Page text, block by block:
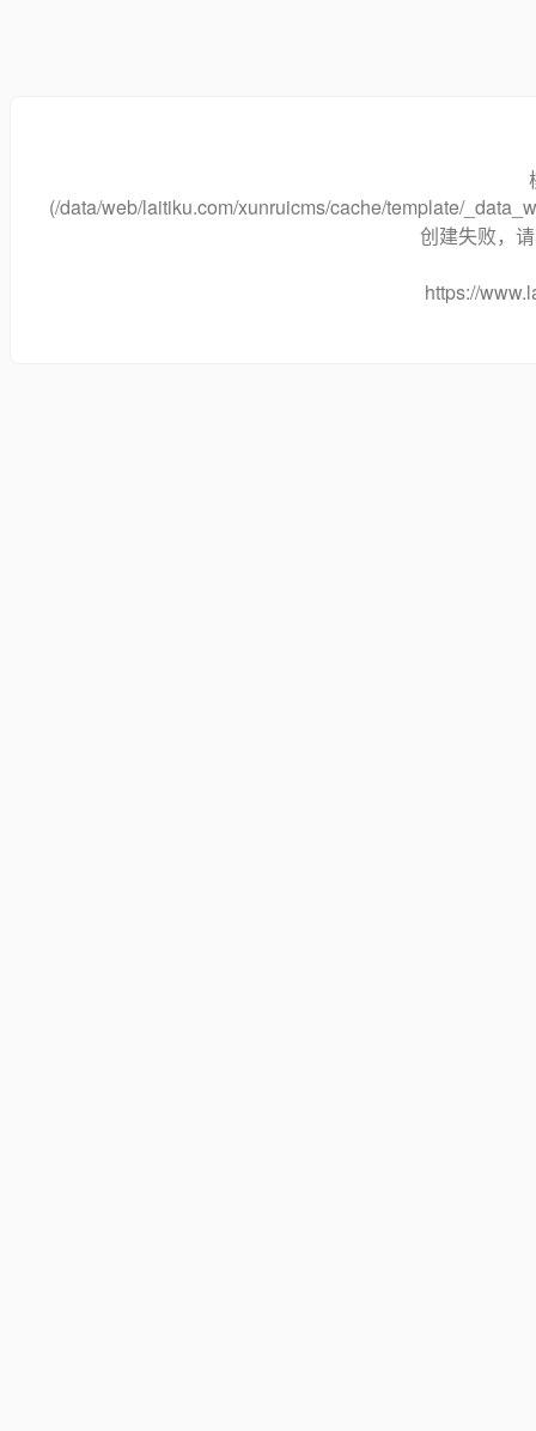
(/data/web/laitiku.com/xunruicms/cache/template/
创建失败，
https://